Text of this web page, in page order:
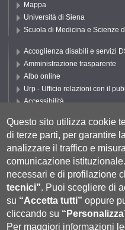
Mappa
Università di Siena
Scuola di Medicina e Scienze
Accoglienza disabili e servizi
Amministrazione trasparente
Albo online
Urp - Ufficio relazioni con il
Accessibilità
Cookie settings
Segui UNISI
Questo sito utilizza cookie
di terze parti, per garantire
analizzare il traffico e
comunicazione istituzionale.
necessari e di profilazione
tecnici”. Puoi scegliere di
su “Accetta tutti” oppure
cliccando su
Per maggiori informazioni